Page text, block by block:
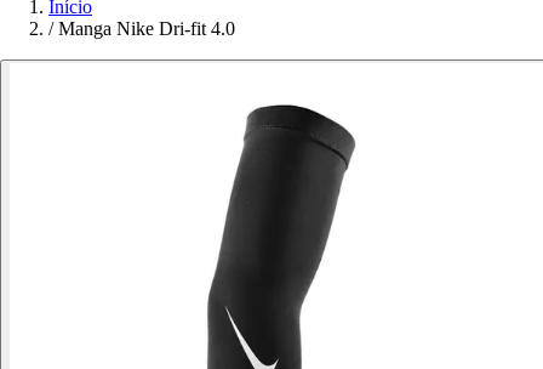
Início
/ Manga Nike Dri-fit 4.0